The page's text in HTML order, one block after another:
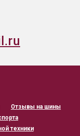
Отзывы на шины
техники